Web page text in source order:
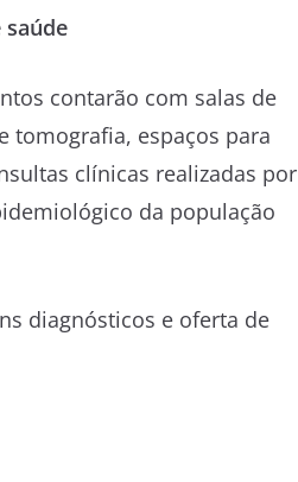
saúde
contarão com salas de
tomografia, espaços para
clínicas realizadas por
da população
diagnósticos e oferta de